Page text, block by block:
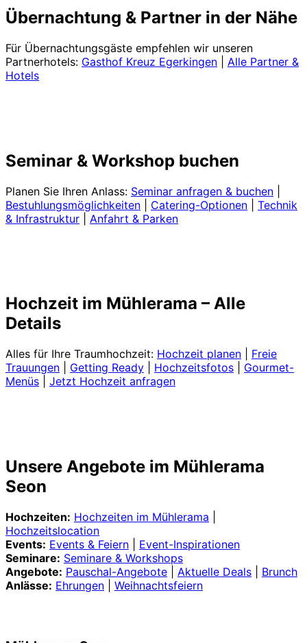
Übernachtung & Partner in der Nähe
Für Übernachtungsgäste empfehlen wir unseren
Partnerhotels: Gasthof Kreuz Egerkingen
Alle Partner &
Hotels
Seminar & Workshop buchen
Planen Sie Ihren Anlass: Seminar anfragen & buchen
Bestuhlungsmöglichkeiten
Catering-Optionen
Technik
& Infrastruktur
Anfahrt & Parken
Hochzeit im Mühlerama – Alle
Details
Alles für Ihre Traumhochzeit: Hochzeit planen
Freie
Trauungen
Getting Ready Hochzeitsfotos
Gourmet-
Menüs
Jetzt Hochzeit anfragen
Unsere Angebote im Mühlerama
Seon
Hochzeiten: Hochzeiten im Mühlerama
Hochzeitslocation
Events: Events & Feiern
Event-Inspirationen
Seminare: Seminare & Workshops
Angebote: Pauschal-Angebote Aktuelle Deals
Brunch
Anlässe: Ehrungen Weihnachtsfeiern